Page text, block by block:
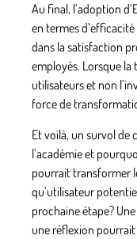
Au final, l’adoption
en termes
dans la satisfaction
employés. Lorsque la
utilisateurs et non
force de
Et voilà, un survol de
l’académie et
pourrait transformer
qu’utilisateur
prochaine étape?
une réflexion